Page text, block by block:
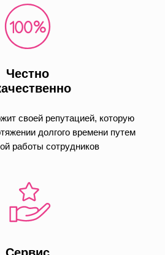
Честно
своей репутацией, которую
долгого времени путем
работы сотрудников